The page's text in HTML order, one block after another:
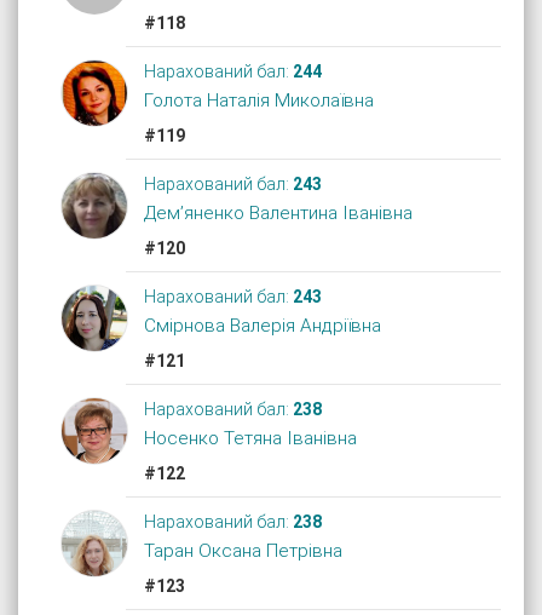
#118
Нарахований бал: 244
Голота Наталія Миколаївна
#119
Нарахований бал: 243
Дем’яненко Валентина Іванівна
#120
Нарахований бал: 243
Смірнова Валерія Андріївна
#121
Нарахований бал: 238
Носенко Тетяна Іванівна
#122
Нарахований бал: 238
Таран Оксана Петрівна
#123